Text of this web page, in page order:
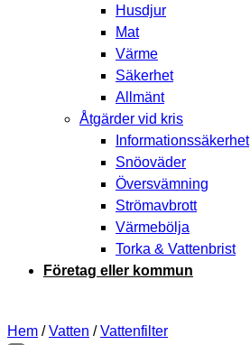
Husdjur
Mat
Värme
Säkerhet
Allmänt
Åtgärder vid kris
Informationssäkerhet
Snöoväder
Översvämning
Strömavbrott
Värmebölja
Torka & Vattenbrist
Företag eller kommun
Hem / Vatten / Vattenfilter